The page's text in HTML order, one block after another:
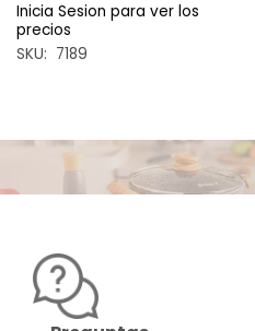
Inicia Sesion para ver los
precios
SKU: 7189